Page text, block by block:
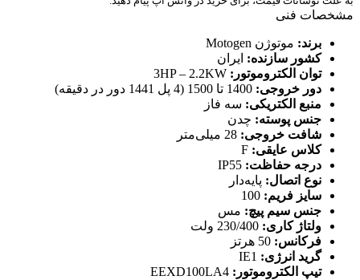
مشخصات فنی
برند: موتوژن Motogen
کشور سازنده: ایران
توان الکتروموتور:
دور خروجی:
منبع الکتریکی: سه فاز
جنس پوسته: چدن
شافت خروجی:
کلاس عایقی: F
درجه حفاظت: IP55
نوع اتصال: پایه‌دار
سایز فریم:
جنس سیم پیچ: مس
ولتاژ کاری:
فرکانس:
گرید انرژی: IE1
تیپ الکتروموتور :